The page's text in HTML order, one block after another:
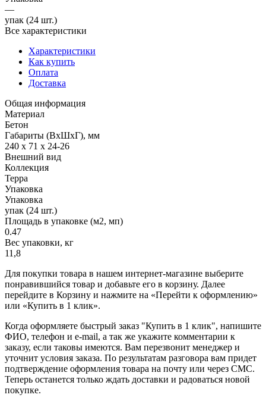
—
упак (24 шт.)
Все характеристики
Характеристики
Как купить
Оплата
Доставка
Общая информация
Материал
Бетон
Габариты (ВхШхГ), мм
240 х 71 х 24-26
Внешний вид
Коллекция
Терра
Упаковка
Упаковка
упак (24 шт.)
Площадь в упаковке (м2, мп)
0.47
Вес упаковки, кг
11,8
Для покупки товара в нашем интернет-магазине выберите
понравившийся товар и добавьте его в корзину. Далее
перейдите в Корзину и нажмите на «Перейти к оформлению»
или «Купить в 1 клик».
Когда оформляете быстрый заказ "Купить в 1 клик", напишите
ФИО, телефон и e-mail, а так же укажите комментарии к
заказу, если таковы имеются. Вам перезвонит менеджер и
уточнит условия заказа. По результатам разговора вам придет
подтверждение оформления товара на почту или через СМС.
Теперь останется только ждать доставки и радоваться новой
покупке.